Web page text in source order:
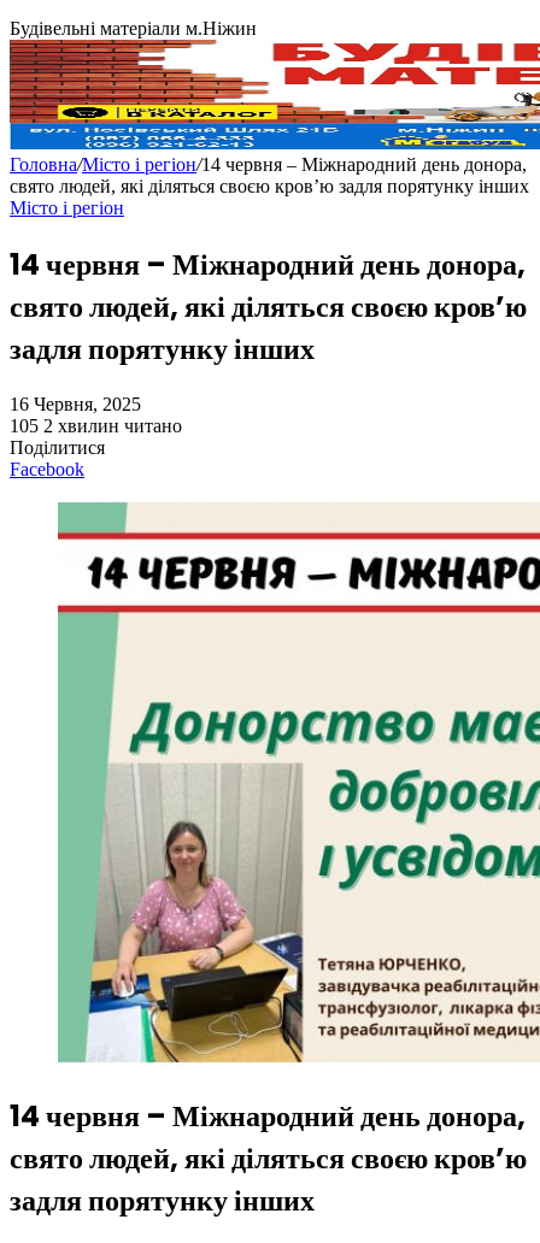
Будівельні матеріали м.Ніжин
Головна/Місто і регіон/14 червня – Міжнародний день донора,
свято людей, які діляться своєю кров’ю задля порятунку інших
Місто і регіон
14 червня – Міжнародний день донора,
свято людей, які діляться своєю кров’ю
задля порятунку інших
16 Червня, 2025
105 2 хвилин читано
Поділитися
Facebook
14 червня – Міжнародний день донора,
свято людей, які діляться своєю кров’ю
задля порятунку інших